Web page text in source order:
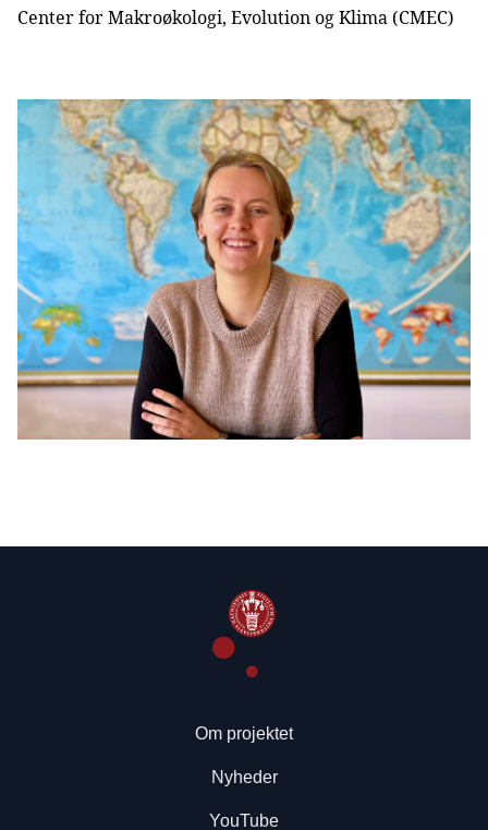
Center for Makroøkologi, Evolution og Klima (CMEC)
Om projektet
Nyheder
YouTube